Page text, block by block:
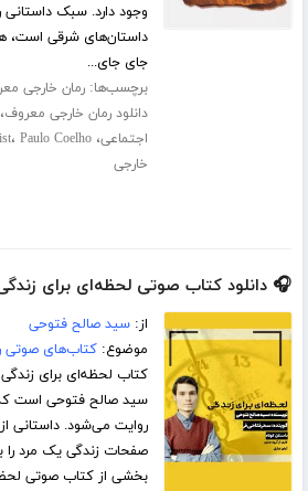
وجود دارد. سبک
داستان‌های شرقی است،
جای جای...
برچسب‌ها:رمان خارجی
دانلود رمان خارجی معروف
اجتماعی، ، Paulo Coelho
خارجی
🎧 دانلود کتاب صوتی لحظه‌ای برای
از:سید صالح فتوحی
موضوع:کتاب‌های صوتی
کتاب لحظه‌ای برای
سید صالح فتوحی است
روایت می‌شود. داستانی
صفحات زندگی یک مرد را
بخشی از کتاب صوتی